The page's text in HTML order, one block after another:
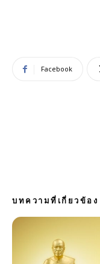
Facebook
บทความที่เกี่ยวข้อง